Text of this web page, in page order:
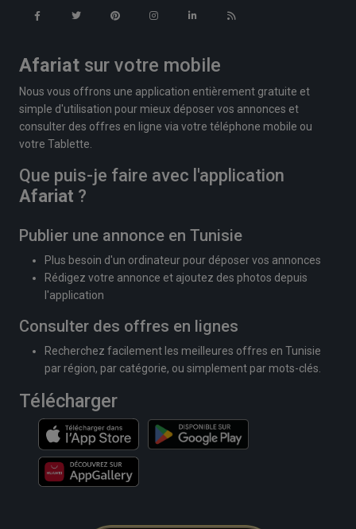
Afariat sur votre mobile
Nous vous offrons une application entièrement gratuite et
simple d'utilisation pour mieux déposer vos annonces et
consulter des offres en ligne via votre téléphone mobile ou
votre Tablette.
Que puis-je faire avec l'application
Afariat ?
Publier une annonce en Tunisie
Plus besoin d'un ordinateur pour déposer vos annonces
Rédigez votre annonce et ajoutez des photos depuis
l'application
Consulter des offres en lignes
Recherchez facilement les meilleures offres en Tunisie
par région, par catégorie, ou simplement par mots-clés.
Télécharger